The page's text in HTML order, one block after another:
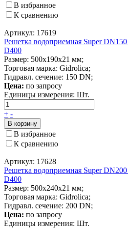
В избранное
К сравнению
Артикул: 17619
Решетка водоприемная Super
D400
Размер: 500x190x21 мм;
Торговая марка: Gidrolica;
Гидравл. сечение: 150 DN;
Цена: по запросу
Единицы измерения: Шт.
+ -
В корзину
В избранное
К сравнению
Артикул: 17628
Решетка водоприемная Super
D400
Размер: 500x240x21 мм;
Торговая марка: Gidrolica;
Гидравл. сечение: 200 DN;
Цена: по запросу
Единицы измерения: Шт.